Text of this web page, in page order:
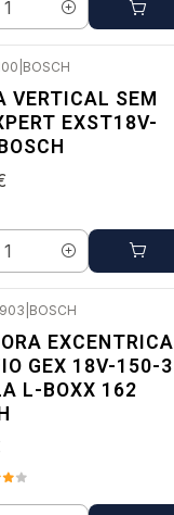
BOSCH
VERTICAL SEM
EXST18V-
BOSCH
EXCENTRICA
GEX 18V-150-3
L-BOXX 162